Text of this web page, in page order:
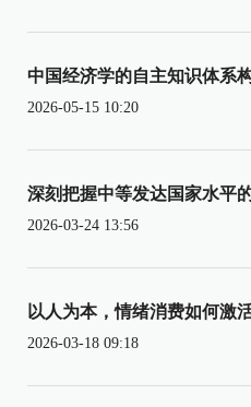
中国经济学的自主知识体系
2026-05-15 10:20
深刻把握中等发达国家水平
2026-03-24 13:56
以人为本，情绪消费如何激
2026-03-18 09:18